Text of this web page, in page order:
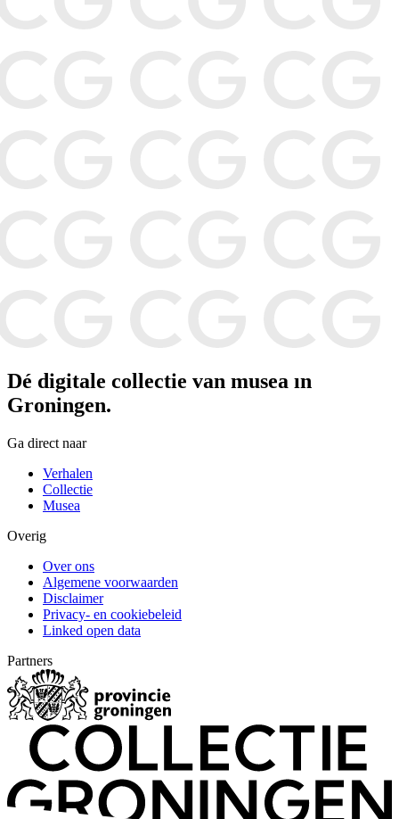
Dé digitale collectie van musea in
Groningen.
Ga direct naar
Verhalen
Collectie
Musea
Overig
Over ons
Algemene voorwaarden
Disclaimer
Privacy- en cookiebeleid
Linked open data
Partners